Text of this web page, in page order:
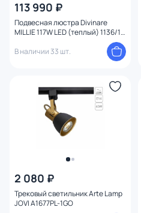
113 990 ₽
Подвесная люстра Divinare
MILLIE 117W LED (теплый) 1136/17
В наличии 33 шт.
2 080 ₽
Трековый светильник Arte Lamp
JOVI A1677PL-1GO